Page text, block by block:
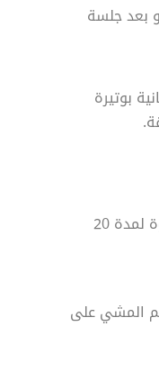
بعد جلسة
من الركض / 40 ثانية بوتيرة
دواسة بقوة لمدة 20
المشي على